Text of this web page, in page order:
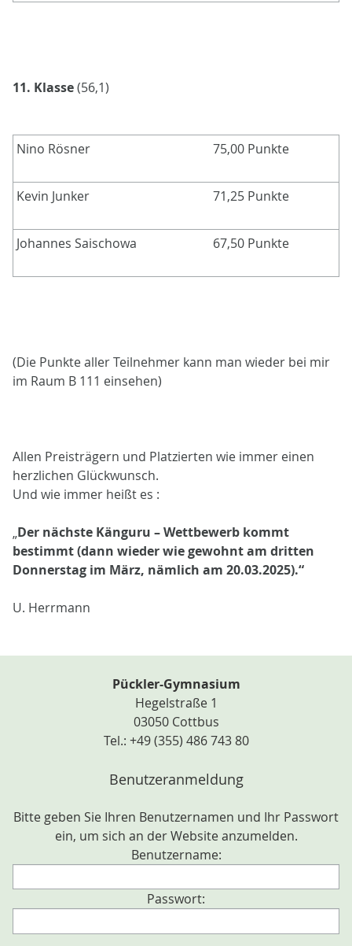
11. Klasse(56,1)
Nino Rösner 75,00 Punkte
Kevin Junker 71,25 Punkte
Johannes Saischowa 67,50 Punkte
(Die Punkte aller Teilnehmer kann man wieder bei mir
im Raum B 111 einsehen)
Allen Preisträgern und Platzierten wie immer einen
herzlichen Glückwunsch.
Und wie immer heißt es :
„Der nächste Känguru – Wettbewerb kommt
bestimmt (dann wieder wie gewohnt am dritten
Donnerstag im März, nämlich am 20.03.2025).“
U. Herrmann
Pückler-Gymnasium
Hegelstraße 1
03050 Cottbus
Tel.: +49 (355) 486 743 80
Benutzeranmeldung
Bitte geben Sie Ihren Benutzernamen und Ihr Passwort
ein, um sich an der Website anzumelden.
Benutzername:
Passwort: